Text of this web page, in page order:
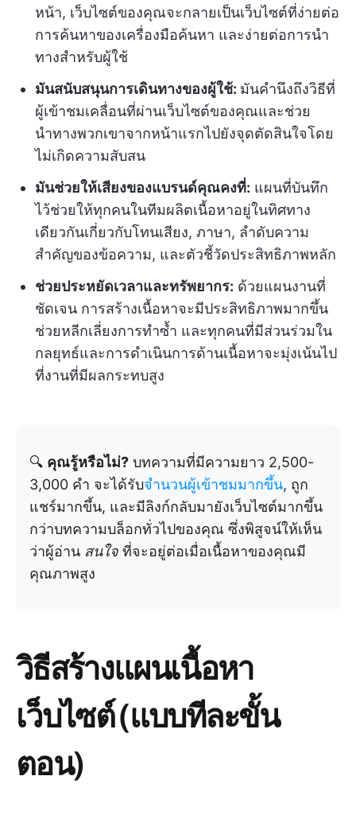
หน้า, เว็บไซต์ของคุณจะกลายเป็นเว็บไซต์ที่ง่ายต่อ
การค้นหาของเครื่องมือค้นหา และง่ายต่อการนำ
ทางสำหรับผู้ใช้
มันสนับสนุนการเดินทางของผู้ใช้: มันคำนึงถึงวิธีที่
ผู้เข้าชมเคลื่อนที่ผ่านเว็บไซต์ของคุณและช่วย
นำทางพวกเขาจากหน้าแรกไปยังจุดตัดสินใจโดย
ไม่เกิดความสับสน
มันช่วยให้เสียงของแบรนด์คุณคงที่: แผนที่บันทึก
ไว้ช่วยให้ทุกคนในทีมผลิตเนื้อหาอยู่ในทิศทาง
เดียวกันเกี่ยวกับโทนเสียง, ภาษา, ลำดับความ
สำคัญของข้อความ, และตัวชี้วัดประสิทธิภาพหลัก
ช่วยประหยัดเวลาและทรัพยากร: ด้วยแผนงานที่
ชัดเจน การสร้างเนื้อหาจะมีประสิทธิภาพมากขึ้น
ช่วยหลีกเลี่ยงการทำซ้ำ และทุกคนที่มีส่วนร่วมใน
กลยุทธ์และการดำเนินการด้านเนื้อหาจะมุ่งเน้นไป
ที่งานที่มีผลกระทบสูง
🔍 คุณรู้หรือไม่? บทความที่มีความยาว 2,500-
3,000 คำ จะได้รับจำนวนผู้เข้าชมมากขึ้น, ถูก
แชร์มากขึ้น, และมีลิงก์กลับมายังเว็บไซต์มากขึ้น
กว่าบทความบล็อกทั่วไปของคุณ ซึ่งพิสูจน์ให้เห็น
ว่าผู้อ่าน สนใจ ที่จะอยู่ต่อเมื่อเนื้อหาของคุณมี
คุณภาพสูง
วิธีสร้างแผนเนื้อหา
เว็บไซต์ (แบบทีละขั้น
ตอน)